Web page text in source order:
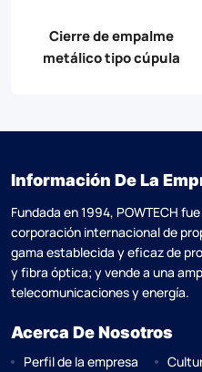
Cierre de empalme
metálico tipo cúpula
Información De La
Fundada en 1994, POWTECH
corporación internacional de
gama establecida y eficaz de
y fibra óptica; y vende a una
telecomunicaciones y energía.
Acerca De Nosotros
Perfil de la empresa